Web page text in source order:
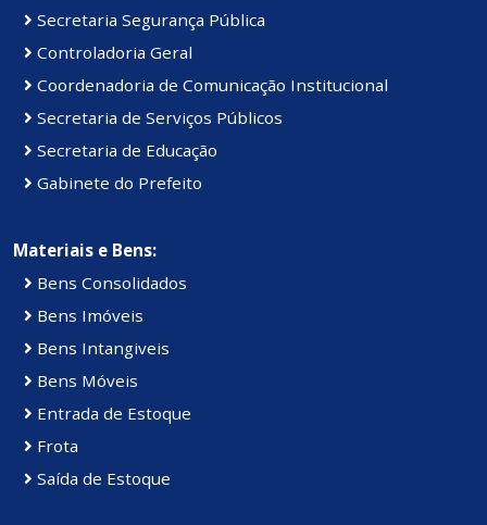
Secretaria Segurança Pública
Controladoria Geral
Coordenadoria de Comunicação Institucional
Secretaria de Serviços Públicos
Secretaria de Educação
Gabinete do Prefeito
Materiais e Bens:
Bens Consolidados
Bens Imóveis
Bens Intangiveis
Bens Móveis
Entrada de Estoque
Frota
Saída de Estoque